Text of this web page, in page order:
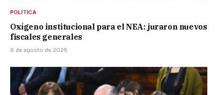
POLÍTICA
Oxígeno institucional para el NEA: juraron nuevos
fiscales generales
6 de agosto de 2026